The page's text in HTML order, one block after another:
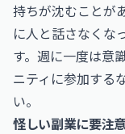
持ちが沈むことが
に人と話さなくな
す。週に一度は意
ニティに参加する
い。
怪しい副業に要注